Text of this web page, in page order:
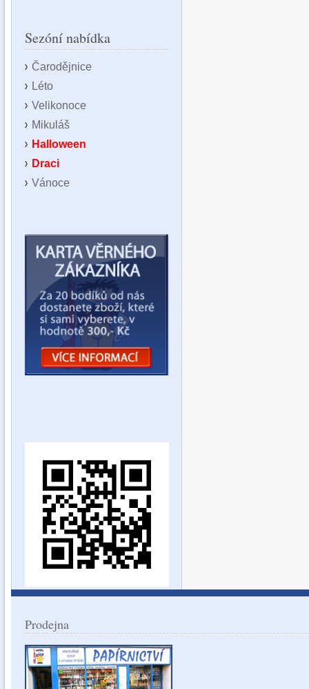
Sezóní nabídka
Čarodějnice
Léto
Velikonoce
Mikuláš
Halloween
Draci
Vánoce
Prodejna